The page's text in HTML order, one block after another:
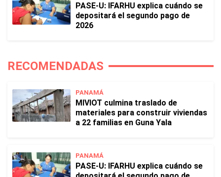
PASE-U: IFARHU explica cuándo se
depositará el segundo pago de
2026
RECOMENDADAS
PANAMÁ
MIVIOT culmina traslado de
materiales para construir viviendas
a 22 familias en Guna Yala
PANAMÁ
PASE-U: IFARHU explica cuándo se